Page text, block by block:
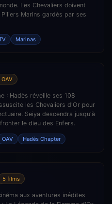
Les Chevaliers doivent
Marins gardés par ses
Marinas
OAV
: Hadès réveille ses 108
les Chevaliers d'Or pour
Seiya descendra jusqu'à
le dieu des Enfers.
OAV Hadès Chapter
5 films
aux aventures inédites